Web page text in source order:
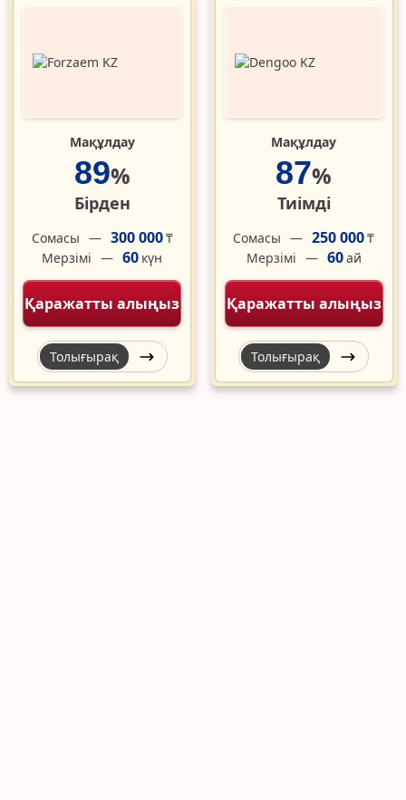
Мақұлдау
89%
Бірден
Сомасы 300 000₸
Мерзімі
60 күн
Қаражатты алыңыз
Толығырақ
Мақұлдау
87%
Тиімді
Сомасы 250 000₸
Мерзімі
60ай
Қаражатты алыңыз
Толығырақ